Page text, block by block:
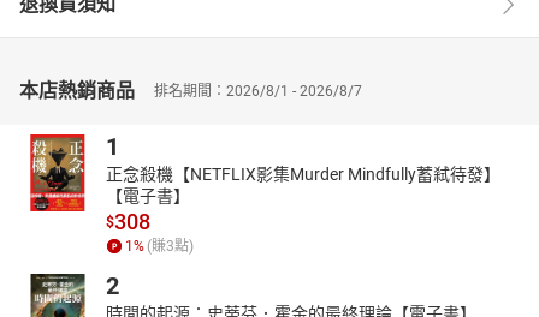
本店熱銷商品 排名期間：2026/8/1 - 2026/8/7
1
正念殺機【NETFLIX影集Murder Mindfully蓄弒待發】
【電子書】
$308
1% (賺3點)
2
時間的起源：史蒂芬．霍金的最終理論【電子書】